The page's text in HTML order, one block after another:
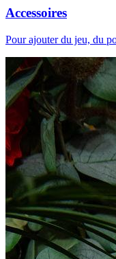
Accessoires
Pour ajouter du jeu, du